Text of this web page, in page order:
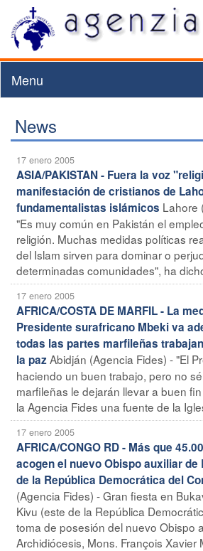
Menu
News
17 enero 2005
ASIA/PAKISTAN - Fuera la voz
manifestación de cristianos de
fundamentalistas islámicos Lahore
"Es muy común en Pakistán el
religión. Muchas medidas políticas
del Islam sirven para dominar o
determinadas comunidades", ha
17 enero 2005
AFRICA/COSTA DE MARFIL - La
Presidente surafricano Mbeki va
todas las partes marfileñas
la pazAbidján (Agencia Fides) - "El
haciendo un buen trabajo, pero no
marfileñas le dejarán llevar a buen
la Agencia Fides una fuente de la
17 enero 2005
AFRICA/CONGO RD - Más que
acogen el nuevo Obispo auxiliar de
de la República Democrática del
(Agencia Fides) - Gran fiesta en
Kivu (este de la República
toma de posesión del nuevo Obispo
Archidiócesis, Mons. François Xavier